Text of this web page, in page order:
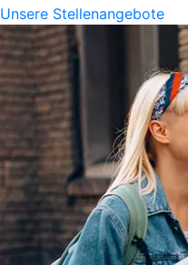
Unsere Stellenangebote